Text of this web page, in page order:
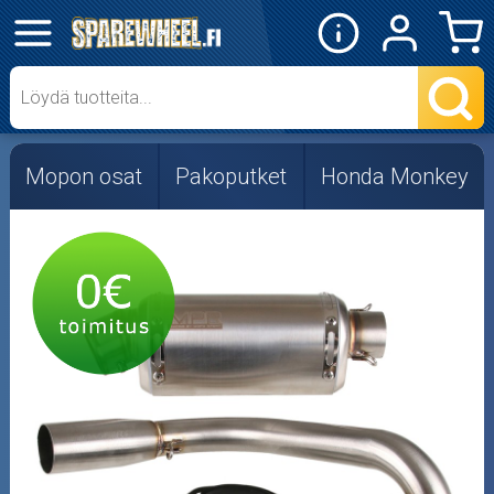
✕
Mopon osat
Skootterin osat
Crossipyörän osat
Moottoripyörän osat
Moottorikelkan osat
Mopoauton osat
Mönkijän osat
Mopon osat Pakoputket Honda Monkey